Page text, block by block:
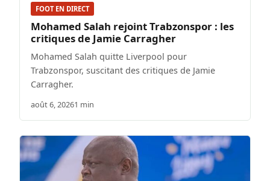
FOOT EN DIRECT
Mohamed Salah rejoint Trabzonspor : les
critiques de Jamie Carragher
Mohamed Salah quitte Liverpool pour
Trabzonspor, suscitant des critiques de Jamie
Carragher.
août 6, 20261 min